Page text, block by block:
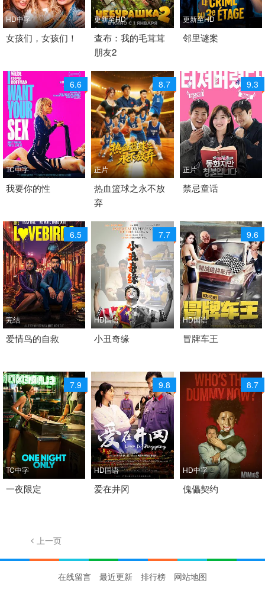
HD中字
2025 / 德国 / 德语
女孩们，女孩们！
更新至HD
2026 / 俄罗斯 / 俄语
喜剧 儿童
查布：我的毛茸茸
朋友2
更新至HD
2026 / 法国 / 法语,英语
邻里谜案
6.6
TC中字
2026 / 美国 / 英语
我要你的性
8.7
正片
2026 / 中国大陆 / 国语
喜剧
热血篮球之永不放
弃
9.3
正片
2025 / 韩国 / 韩语
禁忌童话
6.5
完结
2020 / 美国 / 英语
爱情鸟的自救
7.7
HD国语
2022 / 中国大陆 / 汉语
喜剧
小丑奇缘
9.6
HD国语
2026 / 中国大陆 / 汉语
喜剧
冒牌车王
7.9
TC中字
2026 / 美国 / 英语
一夜限定
9.8
HD国语
2022 / 中国大陆 / 汉语
爱在井冈
8.7
HD中字
2026 / 美国 / 英语
傀儡契约
上一页
在线留言 最近更新 排行榜
网站地图